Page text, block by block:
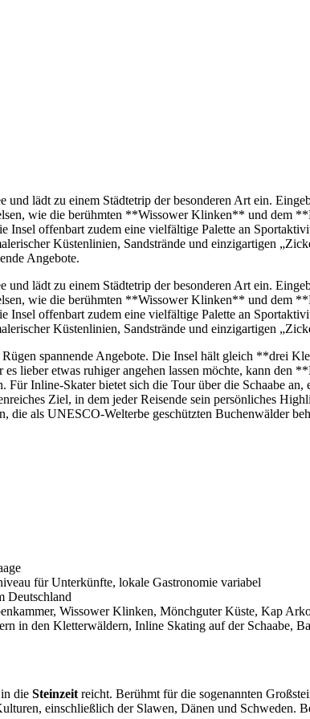
lädt zu einem Städtetrip der besonderen Art ein.
wie die berühmten **Wissower Klinken** und dem
Insel offenbart zudem eine vielfältige Palette an
Küstenlinien, Sandstrände und einzigartigen
Angebote.
lädt zu einem Städtetrip der besonderen Art ein.
wie die berühmten **Wissower Klinken** und dem
Insel offenbart zudem eine vielfältige Palette an
Küstenlinien, Sandstrände und einzigartigen
spannende Angebote. Die Insel hält gleich **drei
lieber etwas ruhiger angehen lassen möchte, kann
Inline-Skater bietet sich die Tour über die Schaabe
Ziel, in dem jeder Reisende sein persönliches
die als UNESCO-Welterbe geschützten Buchenwälder
für Unterkünfte, lokale Gastronomie variabel
Deutschland
Wissower Klinken, Mönchguter Küste, Kap
in den Kletterwäldern, Inline Skating auf der Schaabe,
die Steinzeit reicht. Berühmt für die sogenannten
einschließlich der Slawen, Dänen und Schweden.